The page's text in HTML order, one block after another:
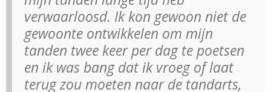
verwaarloosd. Ik kon gewoon niet de
gewoonte ontwikkelen om mijn
tanden twee keer per dag te poetsen
en ik was bang dat ik vroeg of laat
terug zou moeten naar de tandarts,